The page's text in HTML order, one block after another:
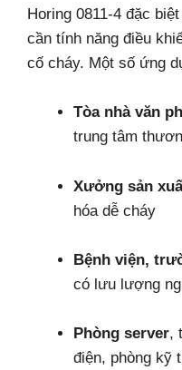
Horing 0811-4 đặc
cần tính năng điều
cố cháy. Một số ứng
Tòa nhà văn
trung tâm
Xưởng sản
hóa dễ cháy
Bệnh viện,
có lưu lượng
Phòng server,
điện, phòng kỹ